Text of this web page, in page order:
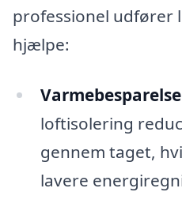
professionel udfører
hjælpe:
loftisolering
gennem taget,
lavere